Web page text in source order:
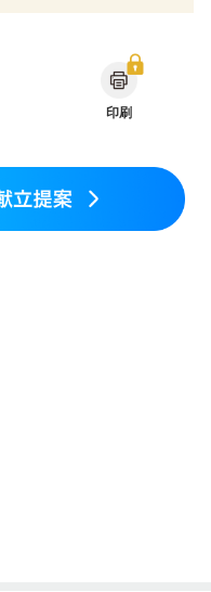
更年期
印刷